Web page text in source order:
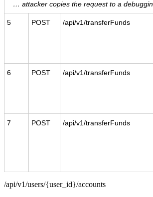
… attacker copies the request to a
5 POST /api/v1/transferFunds
6 POST /api/v1/transferFunds
7 POST /api/v1/transferFunds
/api/v1/users/{user_id}/accounts